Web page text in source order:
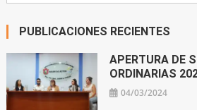
PUBLICACIONES RECIENTES
APERTURA DE
ORDINARIAS
04/03/2024